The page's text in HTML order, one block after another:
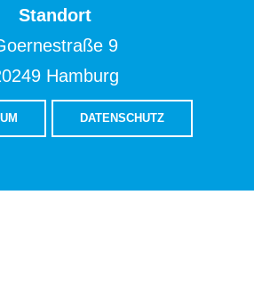
Standort
9
Hamburg
DATENSCHUTZ